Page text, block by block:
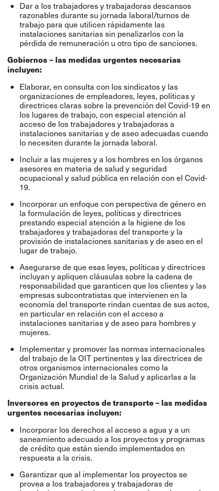
Dar a los trabajadores y trabajadoras descansos
razonables durante su jornada laboral/turnos de
trabajo para que utilicen rápidamente las
instalaciones sanitarias sin penalizarlos con la
pérdida de remuneración u otro tipo de sanciones.
Gobiernos – las medidas urgentes necesarias
incluyen:
Elaborar, en consulta con los sindicatos y las
organizaciones de empleadores, leyes, políticas y
directrices claras sobre la prevención del Covid-19 en
los lugares de trabajo, con especial atención al
acceso de los trabajadores y trabajadoras a
instalaciones sanitarias y de aseo adecuadas cuando
lo necesiten durante la jornada laboral.
Incluir a las mujeres y a los hombres en los órganos
asesores en materia de salud y seguridad
ocupacional y salud pública en relación con el Covid-
19.
Incorporar un enfoque con perspectiva de género en
la formulación de leyes, políticas y directrices
prestando especial atención a la higiene de los
trabajadores y trabajadoras del transporte y la
provisión de instalaciones sanitarias y de aseo en el
lugar de trabajo.
Asegurarse de que esas leyes, políticas y directrices
incluyan y apliquen cláusulas sobre la cadena de
responsabilidad que garanticen que los clientes y las
empresas subcontratistas que intervienen en la
economía del transporte rindan cuentas de sus actos,
en particular en relación con el acceso a
instalaciones sanitarias y de aseo para hombres y
mujeres.
Implementar y promover las normas internacionales
del trabajo de la OIT pertinentes y las directrices de
otros organismos internacionales como la
Organización Mundial de la Salud y aplicarlas a la
crisis actual.
Inversores en proyectos de transporte – las medidas
urgentes necesarias incluyen:
Incorporar los derechos al acceso a agua y a un
saneamiento adecuado a los proyectos y programas
de crédito que están siendo implementados en
respuesta a la crisis.
Garantizar que al implementar los proyectos se
provea a los trabajadores y trabajadoras de